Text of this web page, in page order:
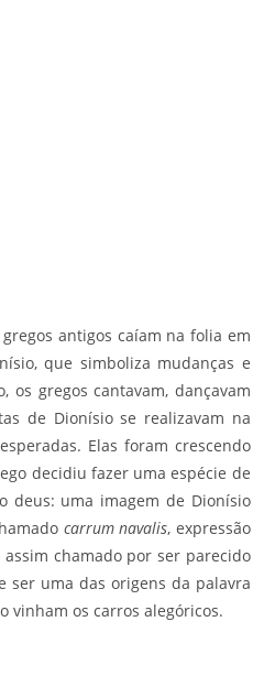
antigos caíam na folia em
que simboliza mudanças e
os gregos cantavam, dançavam
de Dionísio se realizavam na
Elas foram crescendo
decidiu fazer uma espécie de
deus: uma imagem de Dionísio
carrum navalis, expressão
assim chamado por ser parecido
ser uma das origens da palavra
vinham os carros alegóricos.